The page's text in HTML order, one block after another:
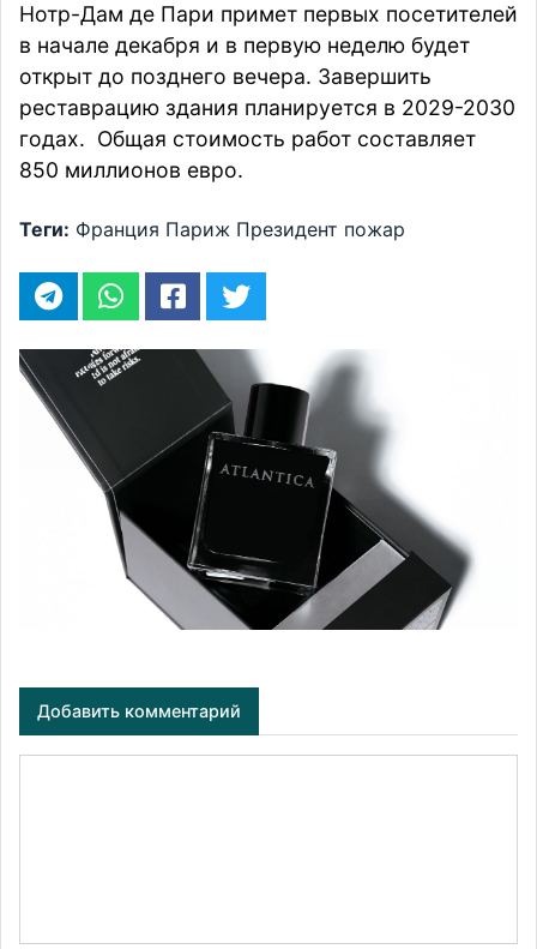
Нотр-Дам де Пари примет первых посетителей
в начале декабря и в первую неделю будет
открыт до позднего вечера. Завершить
реставрацию здания планируется в 2029-2030
годах. Общая стоимость работ составляет
850 миллионов евро.
Теги: Франция Париж Президент пожар
Добавить комментарий